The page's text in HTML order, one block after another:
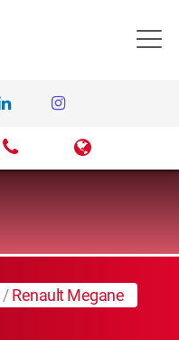
/Renault Megane